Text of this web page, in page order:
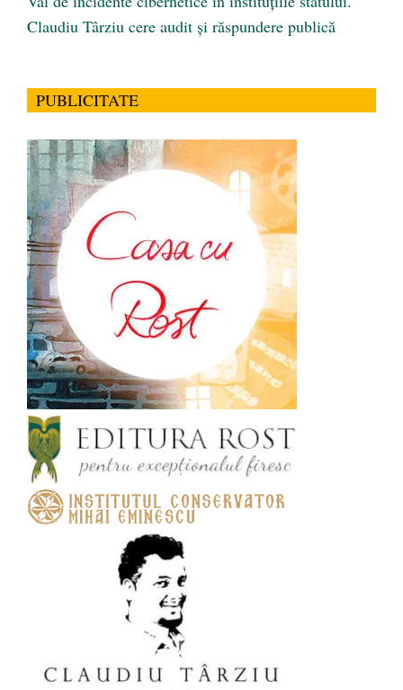
Claudiu Târziu cere audit și răspundere publică
PUBLICITATE